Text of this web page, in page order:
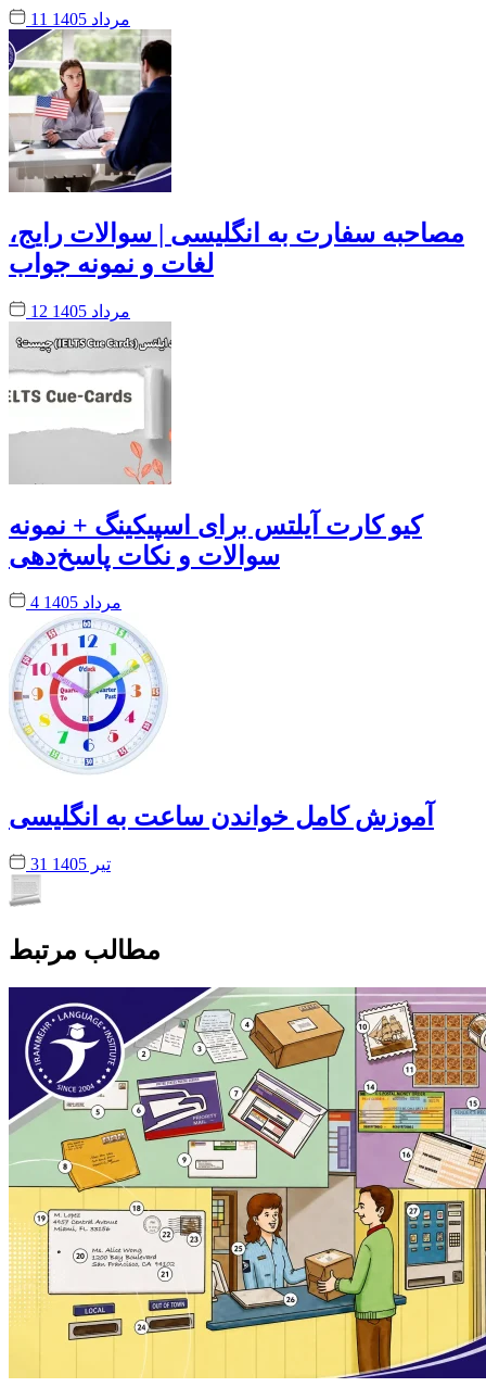
11 مرداد 1405
مصاحبه سفارت به انگلیسی | سوالات رایج،
لغات و نمونه جواب
12 مرداد 1405
کیو کارت آیلتس برای اسپیکینگ + نمونه
سوالات و نکات پاسخ‌دهی
4 مرداد 1405
آموزش کامل خواندن ساعت به انگلیسی
31 تیر 1405
مطالب مرتبط